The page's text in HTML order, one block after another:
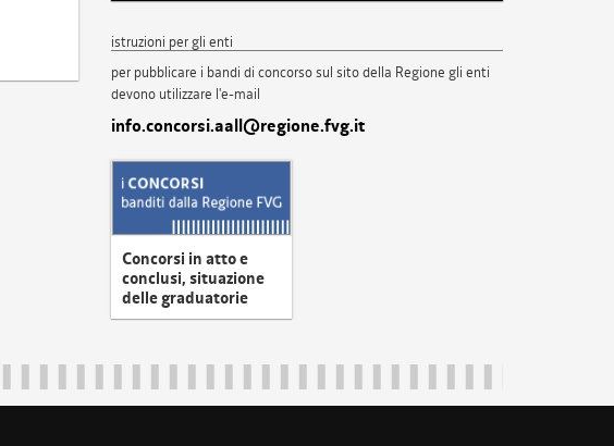
istruzioni per gli enti
per pubblicare i bandi di concorso sul sito della Regione gli enti
devono utilizzare l'e-mail
info.concorsi.aall@regione.fvg.it
Concorsi in atto e
conclusi, situazione
delle graduatorie